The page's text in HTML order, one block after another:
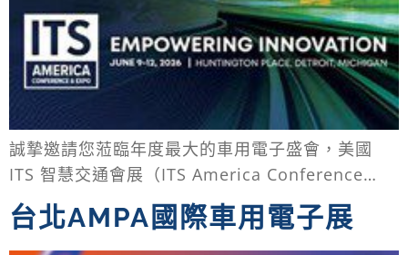
誠摯邀請您蒞臨年度最大的車用電子盛會，美國
ITS 智慧交通會展（ITS America Conference…
台北AMPA國際車用電子展